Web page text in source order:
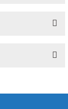
iletebilirsiniz.